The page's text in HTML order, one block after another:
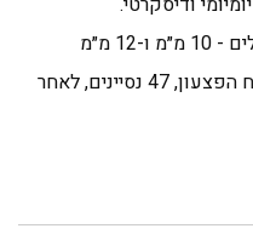
* מבדק קוסמטוקליני על קוטר ונפח הפצעון, 47 נסיינים, לאחר